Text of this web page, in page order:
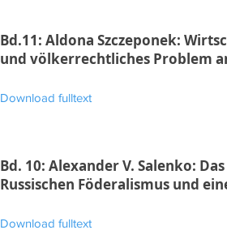
Bd.11: Aldona Szczeponek:
und völkerrechtliches Problem
Download fulltext
Bd. 10: Alexander V. Salenko:
Russischen Föderalismus und
Download fulltext